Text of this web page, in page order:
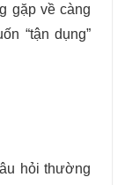
gặp về càng
“tận dụng”
hỏi thường